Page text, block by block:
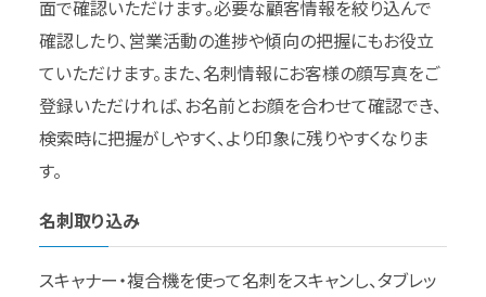
面で確認いただけます。必要な顧客情報を絞り込んで
確認したり、営業活動の進捗や傾向の把握にもお役立
ていただけます。また、名刺情報にお客様の顔写真をご
登録いただければ、お名前とお顔を合わせて確認でき、
検索時に把握がしやすく、より印象に残りやすくなりま
す。
名刺取り込み
スキャナー・複合機を使って名刺をスキャンし、タブレッ